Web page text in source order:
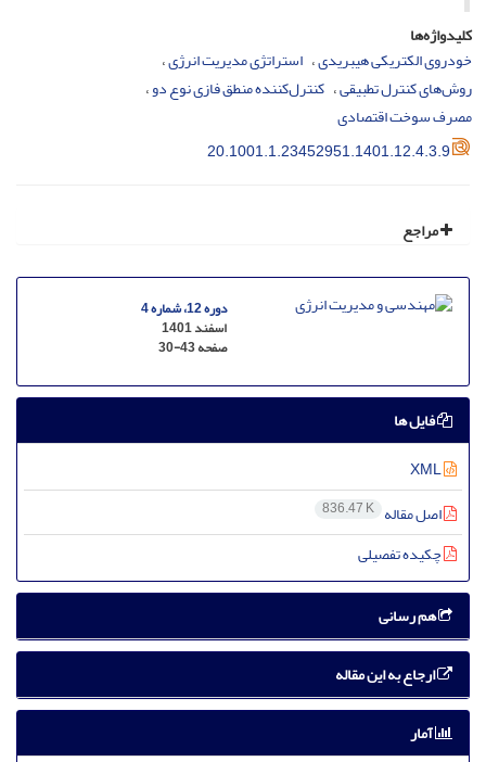
کلیدواژه‌ها
خودروی الکتریکی هیبریدی استراتژی مدیریت انرژی
روش‌های کنترل تطبیقی کنترل‌کننده منطق فازی نوع دو
مصرف سوخت اقتصادی
20.1001.1.23452951.1401.12.4.3.9
مراجع
دوره 12، شماره 4
اسفند 1401
صفحه30-43
فایل ها
اصل مقاله 836.47 K
چکیده تفصیلی
هم رسانی
ارجاع به این مقاله
آمار